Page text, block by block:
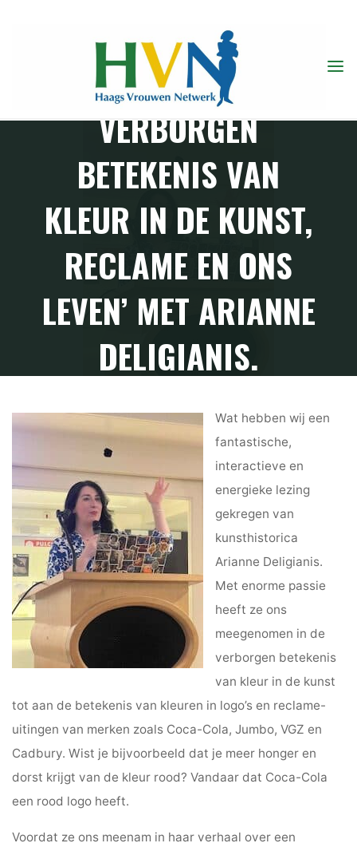
BIJEENKOMST 14
APRIL 2025: ‘DE
VERBORGEN
BETEKENIS VAN
KLEUR IN DE KUNST,
RECLAME EN ONS
LEVEN’ MET ARIANNE
DELIGIANIS.
Wat hebben wij een
fantastische,
interactieve en
energieke lezing
gekregen van
kunsthistorica
Arianne Deligianis.
Met enorme passie
heeft ze ons
meegenomen in de
verborgen betekenis
van kleur in de kunst
tot aan de betekenis van kleuren in logo’s en reclame-
uitingen van merken zoals Coca-Cola, Jumbo, VGZ en
Cadbury. Wist je bijvoorbeeld dat je meer honger en
dorst krijgt van de kleur rood? Vandaar dat Coca-Cola
een rood logo heeft.
Voordat ze ons meenam in haar verhaal over een